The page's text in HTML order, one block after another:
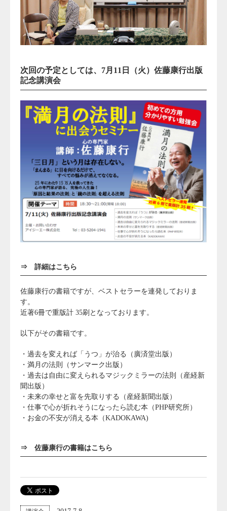
次回の予定としては、7月11日（火）佐藤康行出版
記念講演会
⇒ 詳細はこちら
佐藤康行の書籍ですが、ベストセラーを連発しておりま
す。
近著6冊で重版計 35刷となっております。
以下がその書籍です。
・過去を変えれば「うつ」が治る（廣済堂出版）
・満月の法則（サンマーク出版）
・過去は自由に変えられるマジックミラーの法則（産経新
聞出版）
・未来の幸せと富を先取りする（産経新聞出版）
・仕事で心が折れそうになったら読む本（PHP研究所）
・お金の不安が消える本（KADOKAWA)
⇒ 佐藤康行の書籍はこちら